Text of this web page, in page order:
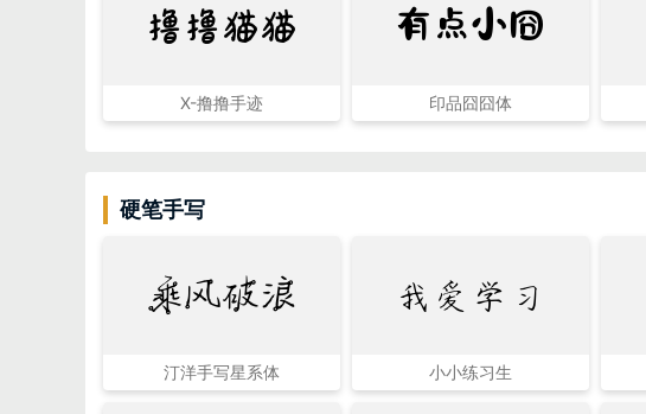
撸撸猫猫
X-撸撸手迹
有点小囧
印品囧囧体
硬笔手写
乘风破浪
汀洋手写星系体
我爱学习
小小练习生